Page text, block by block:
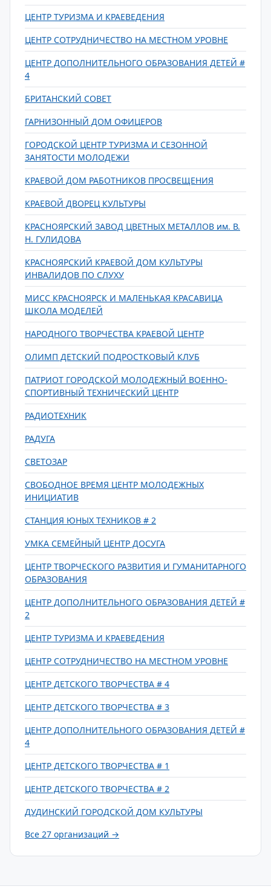
ЦЕНТР ТУРИЗМА И КРАЕВЕДЕНИЯ
ЦЕНТР СОТРУДНИЧЕСТВО НА МЕСТНОМ УРОВНЕ
ЦЕНТР ДОПОЛНИТЕЛЬНОГО ОБРАЗОВАНИЯ ДЕТЕЙ #
4
БРИТАНСКИЙ СОВЕТ
ГАРНИЗОННЫЙ ДОМ ОФИЦЕРОВ
ГОРОДСКОЙ ЦЕНТР ТУРИЗМА И СЕЗОННОЙ
ЗАНЯТОСТИ МОЛОДЕЖИ
КРАЕВОЙ ДОМ РАБОТНИКОВ ПРОСВЕЩЕНИЯ
КРАЕВОЙ ДВОРЕЦ КУЛЬТУРЫ
КРАСНОЯРСКИЙ ЗАВОД ЦВЕТНЫХ МЕТАЛЛОВ им. В.
Н. ГУЛИДОВА
КРАСНОЯРСКИЙ КРАЕВОЙ ДОМ КУЛЬТУРЫ
ИНВАЛИДОВ ПО СЛУХУ
МИСС КРАСНОЯРСК И МАЛЕНЬКАЯ КРАСАВИЦА
ШКОЛА МОДЕЛЕЙ
НАРОДНОГО ТВОРЧЕСТВА КРАЕВОЙ ЦЕНТР
ОЛИМП ДЕТСКИЙ ПОДРОСТКОВЫЙ КЛУБ
ПАТРИОТ ГОРОДСКОЙ МОЛОДЕЖНЫЙ ВОЕННО-
СПОРТИВНЫЙ ТЕХНИЧЕСКИЙ ЦЕНТР
РАДИОТЕХНИК
РАДУГА
СВЕТОЗАР
СВОБОДНОЕ ВРЕМЯ ЦЕНТР МОЛОДЕЖНЫХ
ИНИЦИАТИВ
СТАНЦИЯ ЮНЫХ ТЕХНИКОВ # 2
УМКА СЕМЕЙНЫЙ ЦЕНТР ДОСУГА
ЦЕНТР ТВОРЧЕСКОГО РАЗВИТИЯ И ГУМАНИТАРНОГО
ОБРАЗОВАНИЯ
ЦЕНТР ДОПОЛНИТЕЛЬНОГО ОБРАЗОВАНИЯ ДЕТЕЙ #
2
ЦЕНТР ТУРИЗМА И КРАЕВЕДЕНИЯ
ЦЕНТР СОТРУДНИЧЕСТВО НА МЕСТНОМ УРОВНЕ
ЦЕНТР ДЕТСКОГО ТВОРЧЕСТВА # 4
ЦЕНТР ДЕТСКОГО ТВОРЧЕСТВА # 3
ЦЕНТР ДОПОЛНИТЕЛЬНОГО ОБРАЗОВАНИЯ ДЕТЕЙ #
4
ЦЕНТР ДЕТСКОГО ТВОРЧЕСТВА # 1
ЦЕНТР ДЕТСКОГО ТВОРЧЕСТВА # 2
ДУДИНСКИЙ ГОРОДСКОЙ ДОМ КУЛЬТУРЫ
Все 27 организаций →